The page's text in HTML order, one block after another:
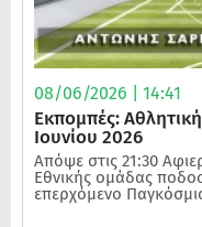
08/06/2026 | 14:41
Εκπομπές:
Ιουνίου 2026
Απόψε στις 21:30
Εθνικής ομάδας
επερχόμενο